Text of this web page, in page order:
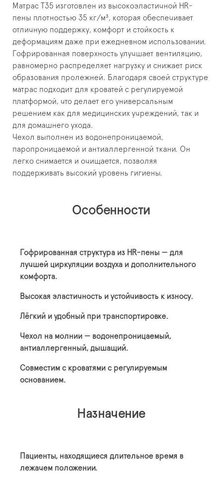
Матрас T35 изготовлен из высокоэластичной HR-
пены плотностью 35 кг/м³, которая обеспечивает
отличную поддержку, комфорт и стойкость к
деформациям даже при ежедневном использовании.
Гофрированная поверхность улучшает вентиляцию,
равномерно распределяет нагрузку и снижает риск
образования пролежней. Благодаря своей структуре
матрас подходит для кроватей с регулируемой
платформой, что делает его универсальным
решением как для медицинских учреждений, так и
для домашнего ухода.
Чехол выполнен из водонепроницаемой,
паропроницаемой и антиаллергенной ткани. Он
легко снимается и очищается, позволяя
поддерживать высокий уровень гигиены.
Особенности
Гофрированная структура из HR-пены — для
лучшей циркуляции воздуха и дополнительного
комфорта.
Высокая эластичность и устойчивость к износу.
Лёгкий и удобный при транспортировке.
Чехол на молнии — водонепроницаемый,
антиаллергенный, дышащий.
Совместим с кроватями с регулируемым
основанием.
Назначение
Пациенты, находящиеся длительное время в
лежачем положении.